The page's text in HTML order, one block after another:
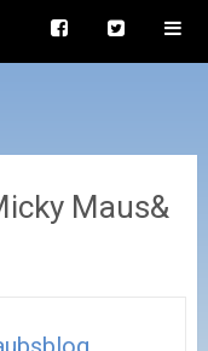
Maus&